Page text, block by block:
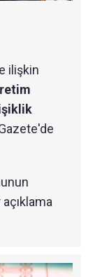
ilişkin
açıklama